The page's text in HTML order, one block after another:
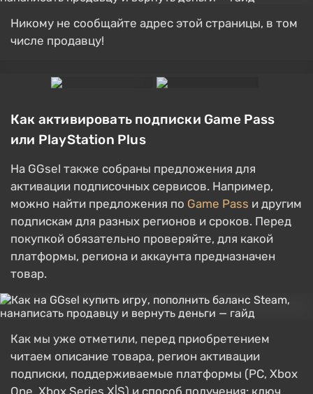
Никому не сообщайте адрес этой страницы, в том
числе продавцу!
Как активировать подписки Game Pass
или PlayStation Plus
На GGsel также собраны предложения для
активации подписочных сервисов. Например,
можно найти предложения по Game Pass и другим
подпискам для разных регионов и сроков. Перед
покупкой обязательно проверяйте, для какой
платформы, региона и аккаунта предназначен
товар.
Как мы уже отметили, перед приобретением
читаем описание товара, регион активации
подписки, поддерживаемые платформы (PC, Xbox
One, Xbox Series X|S) и способ получения: ключ,